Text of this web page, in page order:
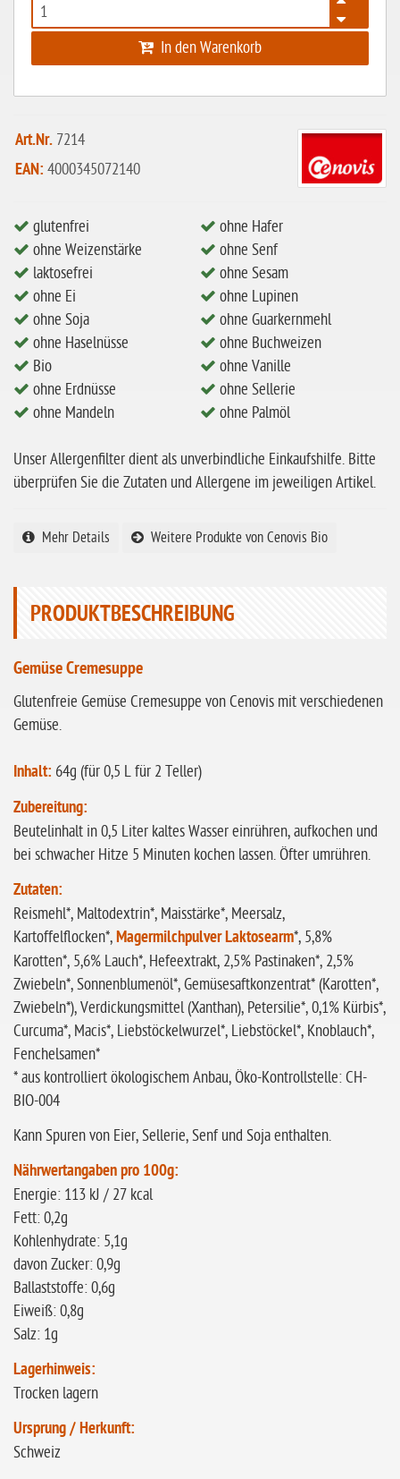
ohne Hefe
Bio
vegan
eiweißarm / PKU
ohne Mandeln
ohne Milch
ohne Hafer
ohne Zuckerzusatz
ohne Reis
ohne Senf
ohne Sesam
ohne Vanille
glutenfrei
Sonnenblumen
ohne Palmöl
In den Warenkorb
Art.Nr. 7214
EAN: 4000345072140
glutenfrei
ohne Weizenstärke
laktosefrei
ohne Ei
ohne Soja
ohne Haselnüsse
Bio
ohne Erdnüsse
ohne Mandeln
ohne Hafer
ohne Senf
ohne Sesam
ohne Lupinen
ohne Guarkernmehl
ohne Buchweizen
ohne Vanille
ohne Sellerie
ohne Palmöl
Unser Allergenfilter dient als unverbindliche Einkaufshilfe. Bitte
überprüfen Sie die Zutaten und Allergene im jeweiligen Artikel.
Mehr Details Weitere Produkte von Cenovis Bio
PRODUKTBESCHREIBUNG
Gemüse Cremesuppe
Glutenfreie Gemüse Cremesuppe von Cenovis mit verschiedenen
Gemüse.
Inhalt: 64g (für 0,5 L für 2 Teller)
Zubereitung:
Beutelinhalt in 0,5 Liter kaltes Wasser einrühren, aufkochen und
bei schwacher Hitze 5 Minuten kochen lassen. Öfter umrühren.
Zutaten:
Reismehl*, Maltodextrin*, Maisstärke*, Meersalz,
Kartoffelflocken*,Magermilchpulver Laktosearm*, 5,8%
Karotten*, 5,6% Lauch*, Hefeextrakt, 2,5% Pastinaken*, 2,5%
Zwiebeln*, Sonnenblumenöl*, Gemüsesaftkonzentrat* (Karotten*,
Zwiebeln*), Verdickungsmittel (Xanthan), Petersilie*, 0,1% Kürbis*,
Curcuma*, Macis*, Liebstöckelwurzel*, Liebstöckel*, Knoblauch*,
Fenchelsamen*
* aus kontrolliert ökologischem Anbau, Öko-Kontrollstelle: CH-
BIO-004
Kann Spuren von Eier, Sellerie, Senf und Soja enthalten.
Nährwertangaben pro 100g:
Energie: 113 kJ / 27 kcal
Fett: 0,2g
Kohlenhydrate: 5,1g
davon Zucker: 0,9g
Ballaststoffe: 0,6g
Eiweiß: 0,8g
Salz: 1g
Lagerhinweis:
Trocken lagern
Ursprung / Herkunft:
Schweiz